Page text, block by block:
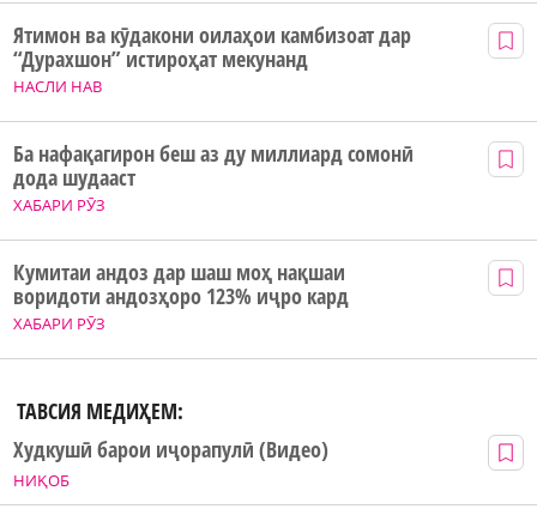
НАСЛИ НАВ
Ятимон ва кӯдакони оилаҳои камбизоат дар
“Дурахшон” истироҳат мекунанд
ХАБАРИ РӮЗ
Ба нафақагирон беш аз ду миллиард сомонӣ
дода шудааст
ХАБАРИ РӮЗ
Кумитаи андоз дар шаш моҳ нақшаи
воридоти андозҳоро 123% иҷро кард
ТАВСИЯ МЕДИҲЕМ:
НИҚОБ
Худкушӣ барои иҷорапулӣ (Видео)